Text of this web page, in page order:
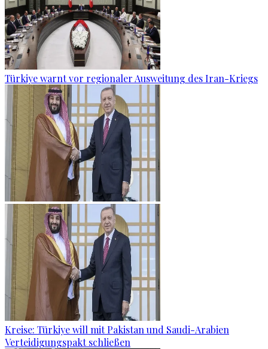
Türkiye warnt vor regionaler Ausweitung des Iran-Kriegs
Kreise: Türkiye will mit Pakistan und Saudi-Arabien
Verteidigungspakt schließen